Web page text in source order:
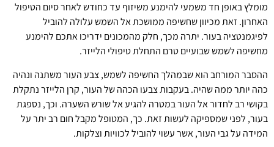
מומלץ באופן חד משמעי להימנע משיזוף עד כחודש לאחר סיום הטיפול
האחרון. זאת מכיוון שחשיפה ממושכת אל השמש עלולה להוביל
לפיגמנטציה בעור. יתרה מכך, חלק מהמכונים ידריכו אתכם להימנע
מחשיפה לשמש שבועיים טרם התחלת טיפולי הלייזר.
ההסבר המורחב הוא שבמהלך החשיפה לשמש, צבע העור משתנה ונהיה
כהה יותר ממה שהיה. בעקבות צבעו הכהה של העור, קרן הלייזר נתקלת
בקושי רב לחדור אל העור במטרה להגיע אל שורש השערה. וכך, נספגת
בעור, לפני שמספיקה לעשות זאת. כך, המטופל מקבל חום רב יתר על
המידה על גבי העור, אשר עשוי להוביל לכוויות וצלקות.